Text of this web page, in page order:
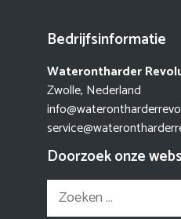
Bedrijfsinformatie
Waterontharder
Zwolle, Nederland
Doorzoek onze
Zoek
naar: